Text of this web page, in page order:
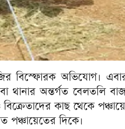
বিস্ফোরক অভিযোগ।
অন্তর্গত বেলতলি
কাছ থেকে
দিকে।